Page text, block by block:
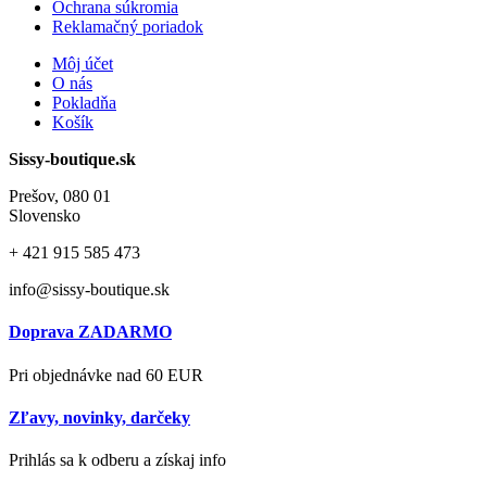
Ochrana súkromia
Reklamačný poriadok
Môj účet
O nás
Pokladňa
Košík
Sissy-boutique.sk
Prešov, 080 01
Slovensko
+ 421 915 585 473
info@sissy-boutique.sk
Doprava ZADARMO
Pri objednávke nad 60 EUR
Zľavy, novinky, darčeky
Prihlás sa k odberu a získaj info